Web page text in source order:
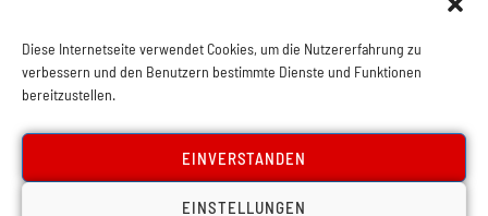
Diese Internetseite verwendet Cookies, um die Nutzererfahrung zu
verbessern und den Benutzern bestimmte Dienste und Funktionen
bereitzustellen.
EINVERSTANDEN
EINSTELLUNGEN